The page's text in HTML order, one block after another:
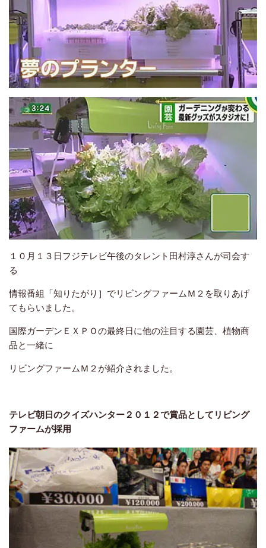
１０月１３日フジテレビ午後のタレント田村淳さんが司会す
る
情報番組「知りたがり］でリビングファームＭ２を取りあげ
てもらいました。
国際ガーデンＥＸＰＯの最終日に他の注目する園芸、植物商
品と一緒に
リビングファームＭ２が紹介されました。
テレビ朝日のクイズハンター２０１２で賞品としてリビング
ファームが採用